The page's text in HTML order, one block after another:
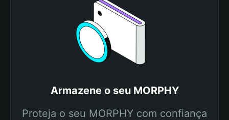
Armazene o seu MORPHY
Proteja o seu MORPHY com confiança